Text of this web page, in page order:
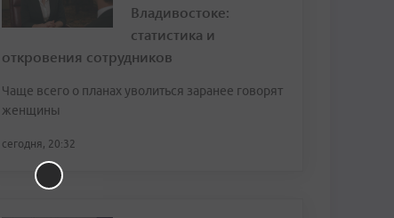
Владивостоке:
статистика и
откровения сотрудников
Чаще всего о планах уволиться заранее говорят
женщины
сегодня, 20:32